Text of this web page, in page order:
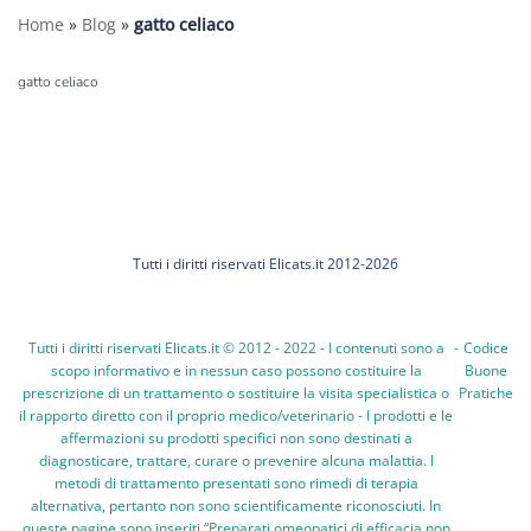
Home » Blog » gatto celiaco
gatto celiaco
Tutti i diritti riservati Elicats.it 2012-2026
Tutti i diritti riservati Elicats.it © 2012 - 2022 - I contenuti sono a
scopo informativo e in nessun caso possono costituire la
prescrizione di un trattamento o sostituire la visita specialistica o
il rapporto diretto con il proprio medico/veterinario - I prodotti e le
affermazioni su prodotti specifici non sono destinati a
diagnosticare, trattare, curare o prevenire alcuna malattia. I
metodi di trattamento presentati sono rimedi di terapia
alternativa, pertanto non sono scientificamente riconosciuti. In
- Codice
Buone
Pratiche